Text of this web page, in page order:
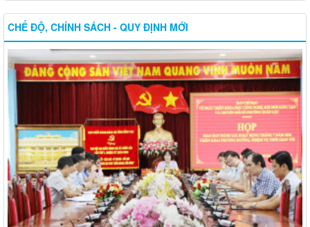
CHẾ ĐỘ, CHÍNH SÁCH - QUY ĐỊNH MỚI